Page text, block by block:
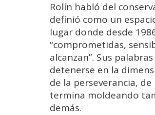
Rolín habló del
definió como un
lugar donde desde
“comprometidas,
alcanzan”. Sus
detenerse en la
de la perseverancia,
termina moldeando
demás.